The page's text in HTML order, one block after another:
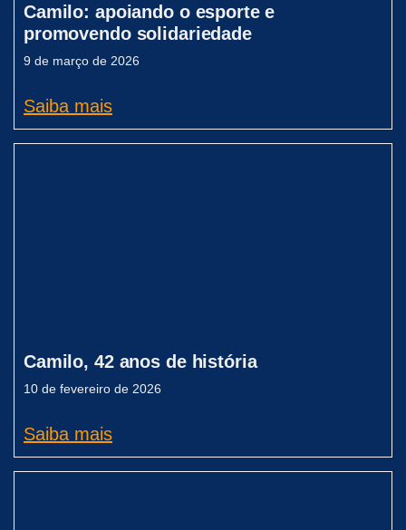
Camilo: apoiando o esporte e
promovendo solidariedade
9 de março de 2026
Saiba mais
Camilo, 42 anos de história
10 de fevereiro de 2026
Saiba mais